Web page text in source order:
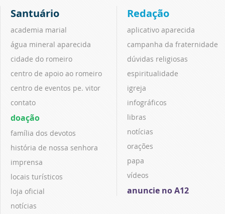
Santuário
academia marial
água mineral aparecida
cidade do romeiro
centro de apoio ao romeiro
centro de eventos pe. vitor
contato
doação
família dos devotos
história de nossa senhora
imprensa
locais turísticos
loja oficial
notícias
Redação
aplicativo aparecida
campanha da fraternidade
dúvidas religiosas
espiritualidade
igreja
infográficos
libras
notícias
orações
papa
vídeos
anuncie no A12